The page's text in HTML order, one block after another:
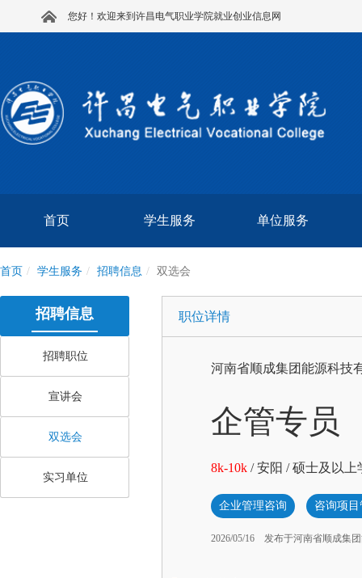
您好！欢迎来到许昌电气职业学院就业创业信息网
首页 学生服务 单位服务
首页 学生服务 招聘信息 双选会
招聘信息
招聘职位
宣讲会
双选会
实习单位
职位详情
河南省顺成集团能源科技
企管专员
8k-10k /安阳 /硕士及以上
企业管理咨询 咨询项
2026/05/16 发布于河南省顺成集